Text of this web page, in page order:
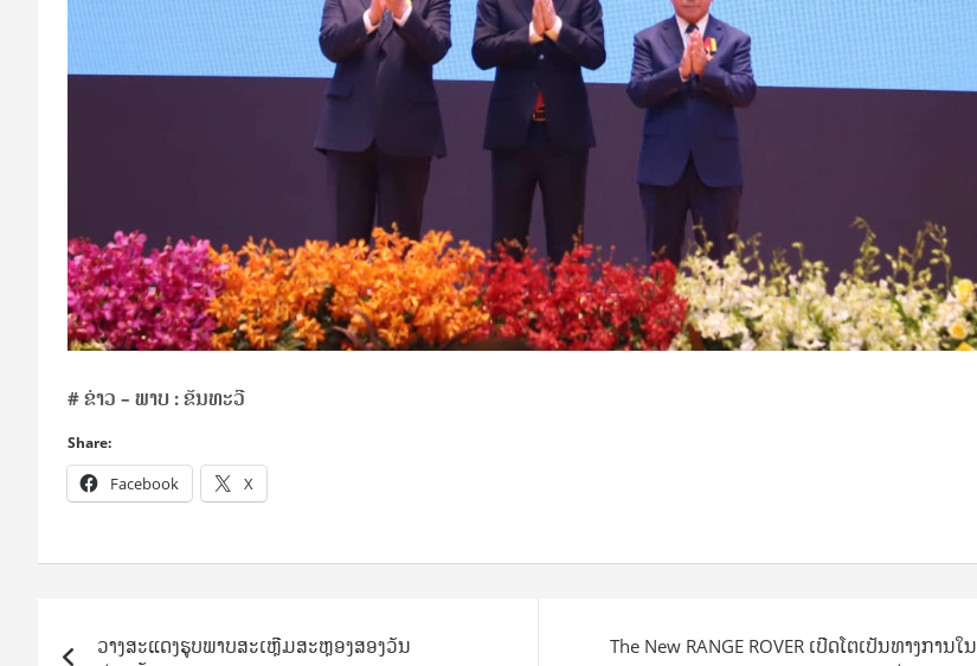
# ຂ່າວ – ພາບ : ຂັນທະວີ
Share:
Facebook X
ວາງສະແດງຮູບພາບສະເຫຼີມສະຫຼອງສອງວັນ
The New RANGE ROVER ເປີດໂຕເປັນທາງການໃນ